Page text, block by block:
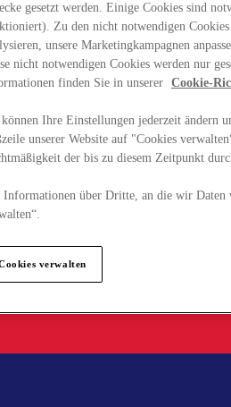
gesetzt werden. Einige Cookies sind
Zu den nicht notwendigen
unsere Marketingkampagnen
nicht notwendigen Cookies werden nur
finden Sie in unserer
Cookie-
können Ihre Einstellungen jederzeit
unserer Website auf "Cookies
der bis zu diesem Zeitpunkt
Informationen über Dritte, an die wir Daten
verwalten